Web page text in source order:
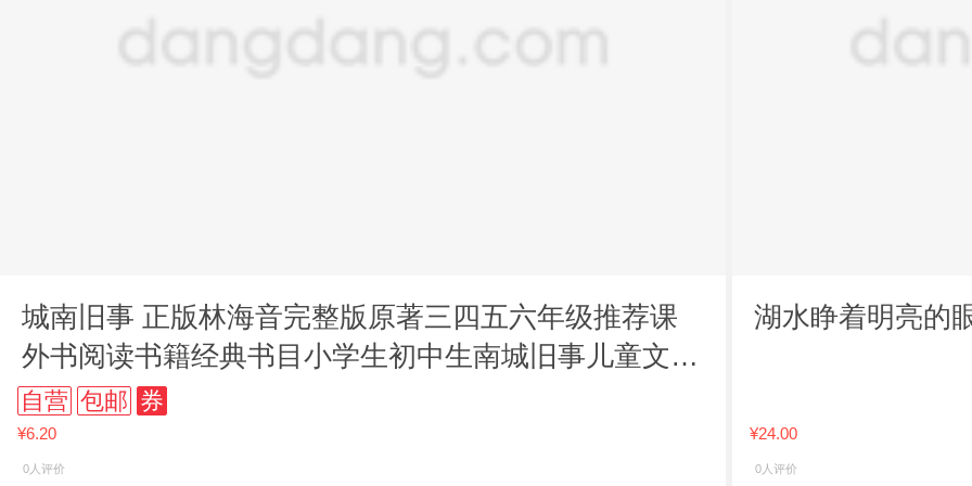
城南旧事 正版林海音完整版原著三四五六年级推荐课
外书阅读书籍经典书目小学生初中生南城旧事儿童文学
名家老师经典书系
自营 包邮 券
¥6.20
0人评价
湖水睁着明亮的
¥24.00
0人评价